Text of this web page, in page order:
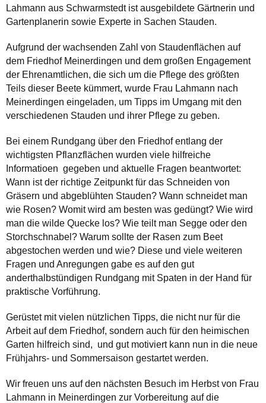
Lahmann aus Schwarmstedt ist ausgebildete Gärtnerin und
Gartenplanerin sowie Experte in Sachen Stauden.
Aufgrund der wachsenden Zahl von Staudenflächen auf
dem Friedhof Meinerdingen und dem großen Engagement
der Ehrenamtlichen, die sich um die Pflege des größten
Teils dieser Beete kümmert, wurde Frau Lahmann nach
Meinerdingen eingeladen, um Tipps im Umgang mit den
verschiedenen Stauden und ihrer Pflege zu geben.
Bei einem Rundgang über den Friedhof entlang der
wichtigsten Pflanzflächen wurden viele hilfreiche
Informatioen gegeben und aktuelle Fragen beantwortet:
Wann ist der richtige Zeitpunkt für das Schneiden von
Gräsern und abgeblühten Stauden? Wann schneidet man
wie Rosen? Womit wird am besten was gedüngt? Wie wird
man die wilde Quecke los? Wie teilt man Segge oder den
Storchschnabel? Warum sollte der Rasen zum Beet
abgestochen werden und wie? Diese und viele weiteren
Fragen und Anregungen gabe es auf den gut
anderthalbstündigen Rundgang mit Spaten in der Hand für
praktische Vorführung.
Gerüstet mit vielen nützlichen Tipps, die nicht nur für die
Arbeit auf dem Friedhof, sondern auch für den heimischen
Garten hilfreich sind, und gut motiviert kann nun in die neue
Frühjahrs- und Sommersaison gestartet werden.
Wir freuen uns auf den nächsten Besuch im Herbst von Frau
Lahmann in Meinerdingen zur Vorbereitung auf die